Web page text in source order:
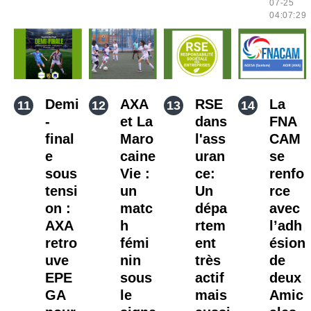
07-25
04:07:29
Demi
-
final
e
sous
tensi
on :
AXA
retro
uve
EPE
GA
AXA
et La
Maro
caine
Vie :
un
matc
h
fémi
nin
sous
le
RSE
dans
l'ass
uran
ce:
Un
dépa
rtem
ent
très
actif
mais
La
FNA
CAM
se
renfo
rce
avec
l’adh
ésion
de
deux
Amic